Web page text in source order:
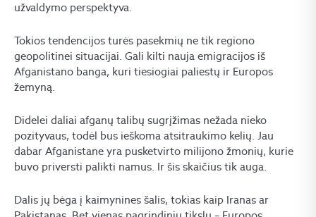
užvaldymo perspektyva.
Tokios tendencijos turės pasekmių ne tik regiono
geopolitinei situacijai. Gali kilti nauja emigracijos iš
Afganistano banga, kuri tiesiogiai paliestų ir Europos
žemyną.
Didelei daliai afganų talibų sugrįžimas nežada nieko
pozityvaus, todėl bus ieškoma atsitraukimo kelių. Jau
dabar Afganistane yra pusketvirto milijono žmonių, kurie
buvo priversti palikti namus. Ir šis skaičius tik auga.
Dalis jų bėga į kaimynines šalis, tokias kaip Iranas ar